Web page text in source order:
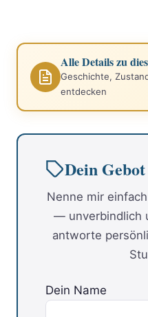
Alle Details zu
Geschichte,
entdecken
Dein
Nenne mir
— unverbindlich
antworte
Dein Name